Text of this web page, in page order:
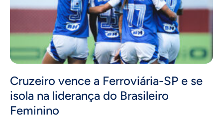
Cruzeiro vence a Ferroviária-SP e se
isola na liderança do Brasileiro
Feminino